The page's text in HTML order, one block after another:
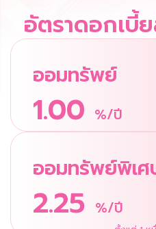
อัตราดอกเบี้
ออมทรัพย์
1.00 %/ปี
ออมทรัพย์พิเศ
2.25 %/ปี